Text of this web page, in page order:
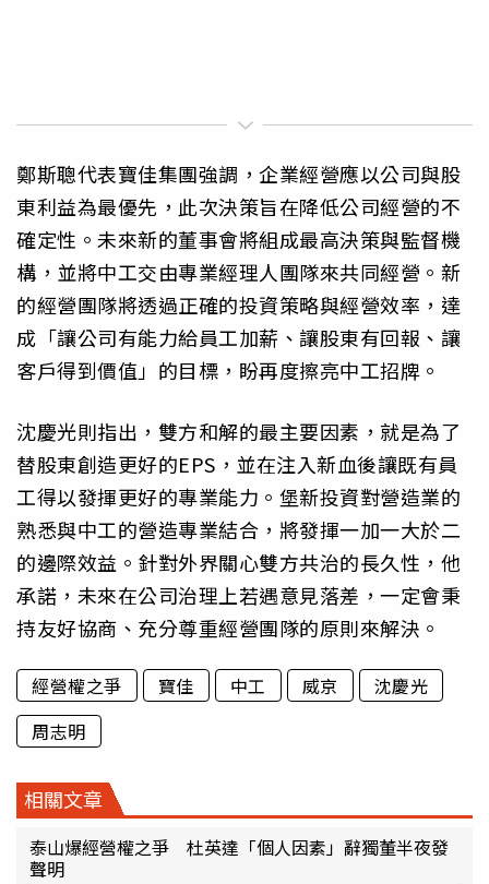
鄭斯聰代表寶佳集團強調，企業經營應以公司與股
東利益為最優先，此次決策旨在降低公司經營的不
確定性。未來新的董事會將組成最高決策與監督機
構，並將中工交由專業經理人團隊來共同經營。新
的經營團隊將透過正確的投資策略與經營效率，達
成「讓公司有能力給員工加薪、讓股東有回報、讓
客戶得到價值」的目標，盼再度擦亮中工招牌。
沈慶光則指出，雙方和解的最主要因素，就是為了
替股東創造更好的EPS，並在注入新血後讓既有員
工得以發揮更好的專業能力。堡新投資對營造業的
熟悉與中工的營造專業結合，將發揮一加一大於二
的邊際效益。針對外界關心雙方共治的長久性，他
承諾，未來在公司治理上若遇意見落差，一定會秉
持友好協商、充分尊重經營團隊的原則來解決。
經營權之爭 寶佳 中工 威京
沈慶光
周志明
相關文章
泰山爆經營權之爭 杜英達「個人因素」辭獨董半夜發
聲明